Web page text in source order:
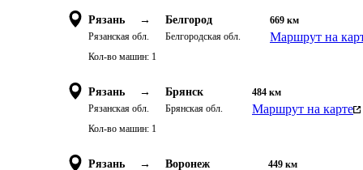
Рязань →
Рязанская обл.
Белгород
Белгородская обл.
669 км
Маршрут на
Кол-во машин: 1
Рязань →
Рязанская обл.
Брянск
Брянская обл.
484 км
Маршрут на карте
Кол-во машин: 1
Рязань → Воронеж 449 км